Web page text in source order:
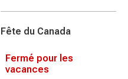
Fête du Canada
Fermé pour les
vacances